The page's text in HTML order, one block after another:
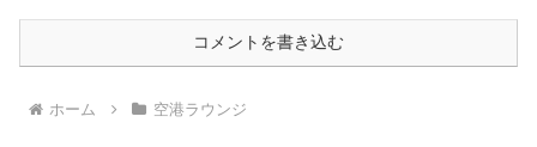
コメントを書き込む
ホーム 空港ラウンジ